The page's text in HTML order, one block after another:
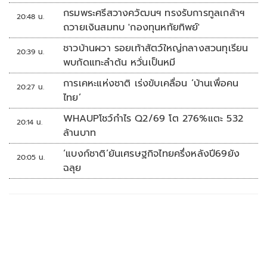
20:48 น.
กรมพระศรีสวางควัฒนฯ ทรงรับการทูลเกล้าฯ
ถวายเงินสมทบ 'กองทุนหทัยทิพย์'
20:39 น.
ชาวบ้านผวา รอยเท้าสัตว์ใหญ่กลางสวนทุเรียน
พบกัดแทะลำต้น หวั่นเป็นหมี
20:27 น.
การเคหะแห่งชาติ เร่งขับเคลื่อน ‘บ้านเพื่อคน
ไทย’
20:14 น.
WHAUPโชว์กำไร Q2/69 โต 276%แตะ 532
ล้านบาท
20:05 น.
‘แบงก์ชาติ’ยันเศรษฐกิจไทยครึ่งหลังปี69ยัง
ฉลุย